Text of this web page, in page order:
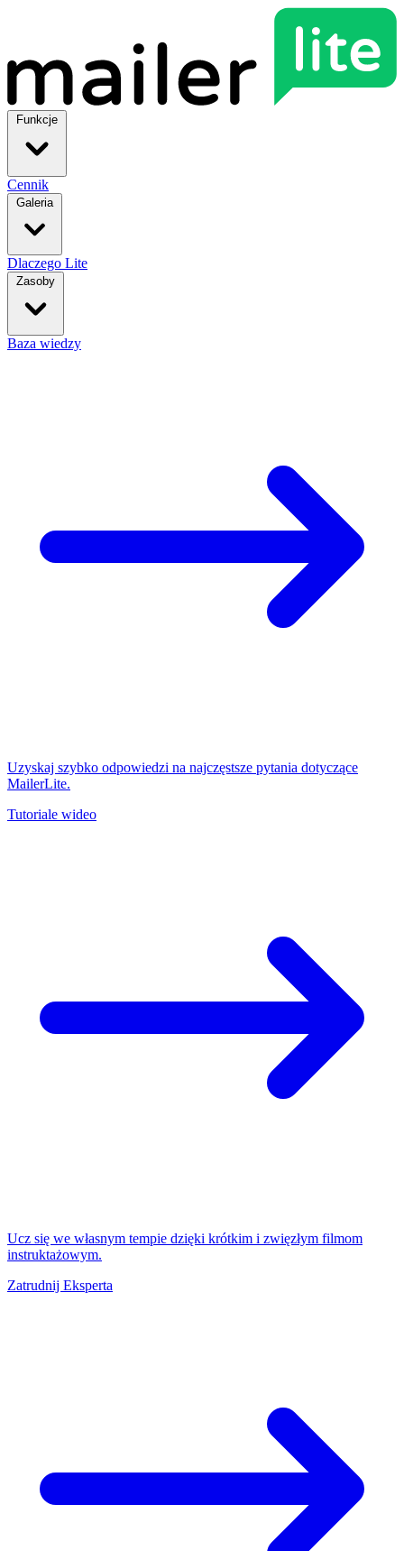
Funkcje
Cennik
Galeria
Dlaczego Lite
Zasoby
Baza wiedzy
Uzyskaj szybko odpowiedzi na najczęstsze pytania dotyczące
MailerLite.
Tutoriale wideo
Ucz się we własnym tempie dzięki krótkim i zwięzłym filmom
instruktażowym.
Zatrudnij Eksperta